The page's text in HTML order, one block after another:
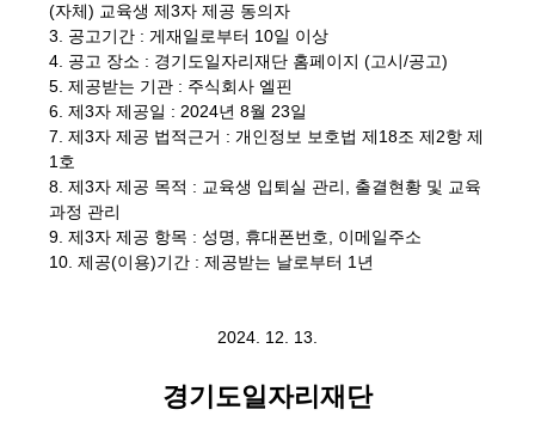
(자체) 교육생 제3자 제공 동의자
3. 공고기간 : 게재일로부터 10일 이상
4. 공고 장소 : 경기도일자리재단 홈페이지 (고시/공고)
5. 제공받는 기관 : 주식회사 엘핀
6. 제3자 제공일 : 2024년 8월 23일
7. 제3자 제공 법적근거 : 개인정보 보호법 제18조 제2항 제
1호
8. 제3자 제공 목적 : 교육생 입퇴실 관리, 출결현황 및 교육
과정 관리
9. 제3자 제공 항목 : 성명, 휴대폰번호, 이메일주소
10. 제공(이용)기간 : 제공받는 날로부터 1년
2024. 12. 13.
경기도일자리재단